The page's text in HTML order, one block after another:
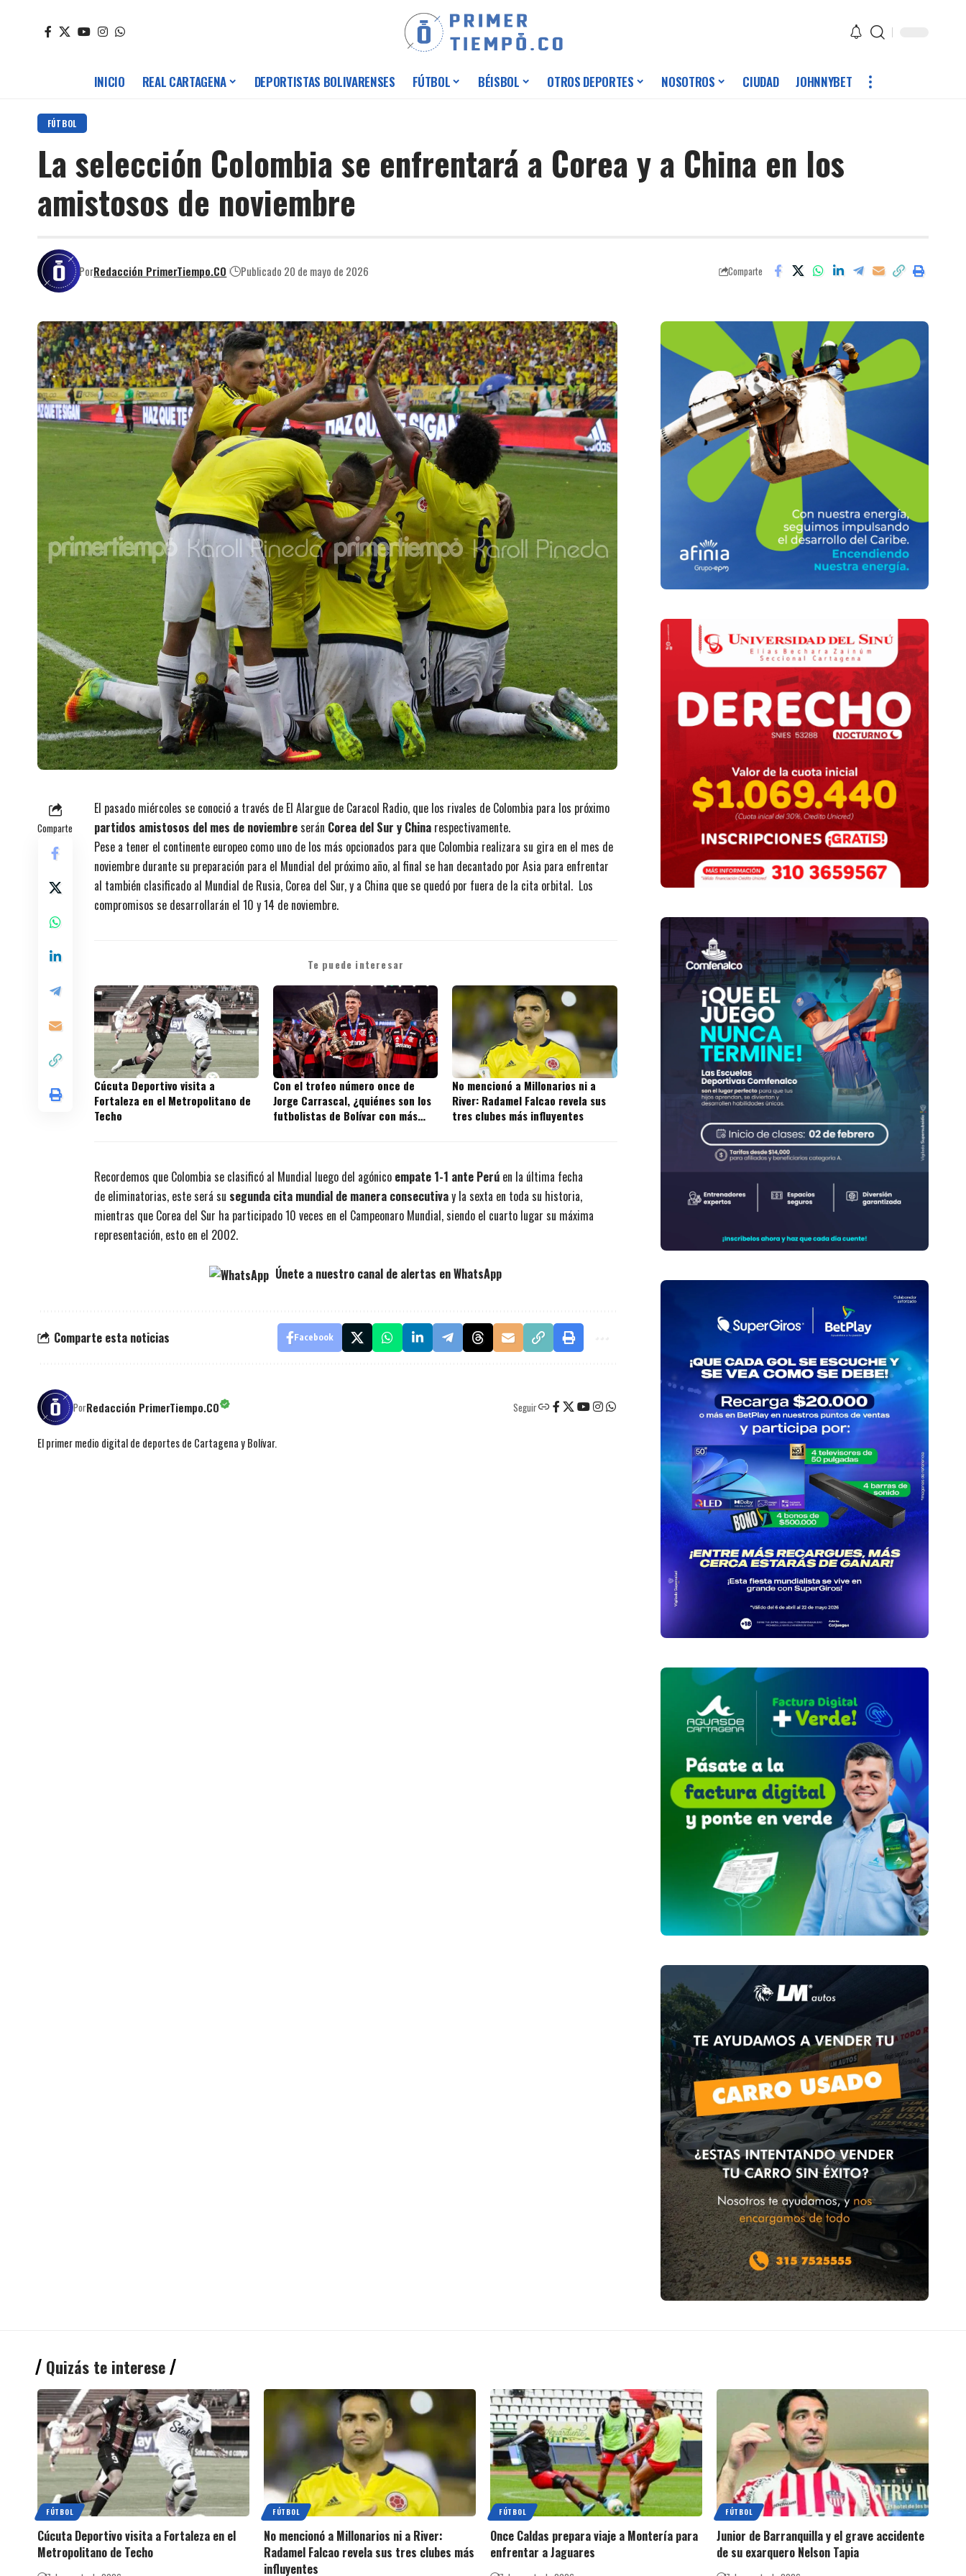
INICIO REAL CARTAGENA DEPORTISTAS BOLIVARENSES FÚTBOL BÉISBOL OTROS DEPORTES NOSOTROS CIUDAD JOHNNYBET
FÚTBOL
La selección Colombia se enfrentará a Corea y a China en los
amistosos de noviembre
PorRedacción PrimerTiempo.CO Publicado 20 de mayo de 2026 Comparte
Comparte
El pasado miércoles se conoció a través de El Alargue de Caracol Radio, que los rivales de Colombia para los próximo
partidos amistosos del mes de noviembreserán Corea del Sur y China respectivamente.
Pese a tener el continente europeo como uno de los más opcionados para que Colombia realizara su gira en el mes de
noviembre durante su preparación para el Mundial del próximo año, al final se han decantado por Asia para enfrentar
al también clasificado al Mundial de Rusia, Corea del Sur, y a China que se quedó por fuera de la cita orbital. Los
compromisos se desarrollarán el 10 y 14 de noviembre.
Te puede interesar
Cúcuta Deportivo visita a
Fortaleza en el Metropolitano de
Techo
Con el trofeo número once de
Jorge Carrascal, ¿quiénes son los
futbolistas de Bolívar con más
No mencionó a Millonarios ni a
River: Radamel Falcao revela sus
tres clubes más influyentes
Recordemos que Colombia se clasificó al Mundial luego del agónico empate 1-1 ante Perú en la última fecha
de eliminatorias, este será su segunda cita mundial de manera consecutivay la sexta en toda su historia,
mientras que Corea del Sur ha participado 10 veces en el Campeonaro Mundial, siendo el cuarto lugar su máxima
representación, esto en el 2002.
Únete a nuestro canal de alertas en WhatsApp
Comparte esta noticias Facebook
PorRedacción PrimerTiempo.CO Seguir
El primer medio digital de deportes de Cartagena y Bolívar.
Quizás te interese
FÚTBOL
Cúcuta Deportivo visita a Fortaleza en el
Metropolitano de Techo
FÚTBOL
No mencionó a Millonarios ni a River:
Radamel Falcao revela sus tres clubes más
influyentes
FÚTBOL
Once Caldas prepara viaje a Montería para
enfrentar a Jaguares
FÚTBOL
Junior de Barranquilla y el grave accidente
de su exarquero Nelson Tapia